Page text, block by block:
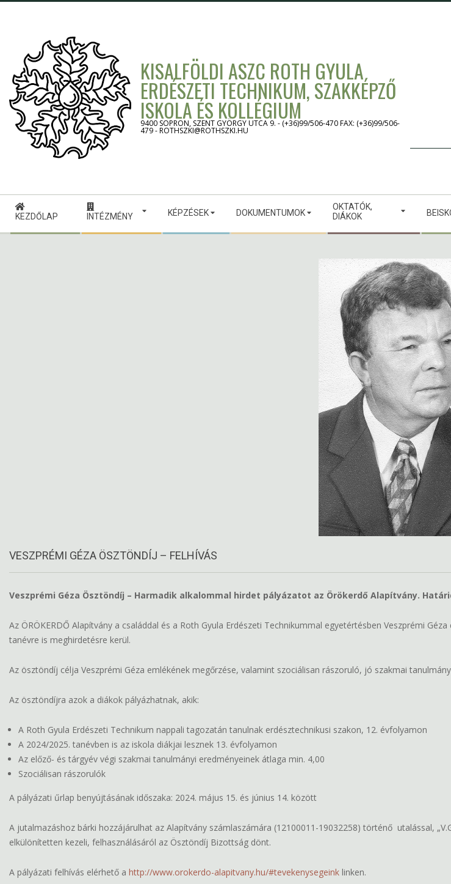
KISALFÖLDI ASZC ROTH GYULA
ERDÉSZETI TECHNIKUM, SZAKKÉPZŐ
ISKOLA ÉS KOLLÉGIUM
9400 SOPRON, SZENT GYÖRGY UTCA 9. - (+36)99/506-470 FAX: (+36)99/506-
479 - ROTHSZKI@ROTHSZKI.HU
Secondary
Navigation
Menu
KEZDŐLAP INTÉZMÉNY KÉPZÉSEK DOKUMENTUMOK
OKTATÓK,
DIÁKOK
VESZPRÉMI GÉZA ÖSZTÖNDÍJ – FELHÍVÁS
Veszprémi Géza Ösztöndíj – Harmadik alkalommal hirdet pályázatot az Örökerdő Alapítvány.
Az ÖRÖKERDŐ Alapítvány a családdal és a Roth Gyula Erdészeti Technikummal egyetértésben Veszprémi
tanévre is meghirdetésre kerül.
Az ösztöndíj célja Veszprémi Géza emlékének megőrzése, valamint szociálisan rászoruló, jó szakmai
Az ösztöndíjra azok a diákok pályázhatnak, akik:
A Roth Gyula Erdészeti Technikum nappali tagozatán tanulnak erdésztechnikusi szakon, 12. évfolyamon
A 2024/2025. tanévben is az iskola diákjai lesznek 13. évfolyamon
Az előző- és tárgyév végi szakmai tanulmányi eredményeinek átlaga min. 4,00
Szociálisan rászorulók
A pályázati űrlap benyújtásának időszaka: 2024. május 15. és június 14. között
A jutalmazáshoz bárki hozzájárulhat az Alapítvány számlaszámára (12100011-19032258) történő utalással,
elkülönítetten kezeli, felhasználásáról az Ösztöndíj Bizottság dönt.
A pályázati felhívás elérhető a http://www.orokerdo-alapitvany.hu/#tevekenysegeink linken.